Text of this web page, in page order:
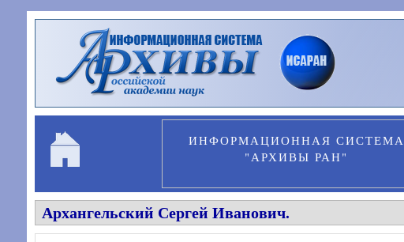
Перейти к основному содержанию
ИНФОРМАЦИОННАЯ СИСТЕМА
"АРХИВЫ РАН"
Архангельский Сергей Иванович.